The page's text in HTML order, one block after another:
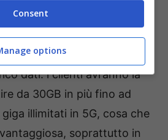
che anche le tariffe del
vedranno unaumento di
sarà compensato da un
dati: i clienti avranno la
da 30GB in più fino ad
illimitati in 5G, cosa che
soprattutto in
Consent
options